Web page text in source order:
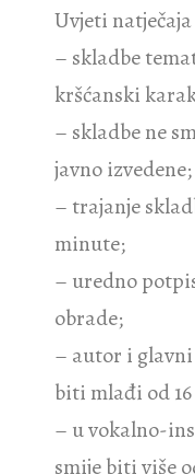
Uvjeti
– skladbe
kršćanski
– skladbe ne
javno izvedene;
– trajanje
minute;
– uredno
obrade;
– autor i glavni
biti mlađi od
– u vokalno-
smije biti više